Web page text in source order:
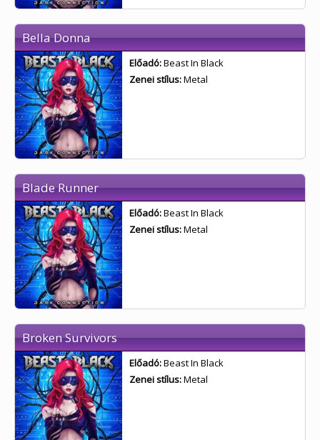
Bella Donna
Előadó:Beast In Black
Zenei stílus:Metal
Blade Runner
Előadó:Beast In Black
Zenei stílus:Metal
Broken Survivors
Előadó:Beast In Black
Zenei stílus:Metal